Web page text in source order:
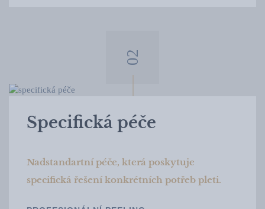
Specifická péče
Nadstandartní péče, která poskytuje
specifická řešení konkrétních potřeb pleti.